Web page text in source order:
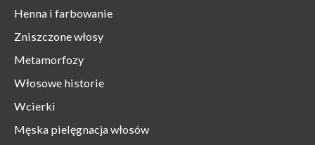
Henna i farbowanie
Zniszczone włosy
Metamorfozy
Włosowe historie
Wcierki
Męska pielęgnacja włosów